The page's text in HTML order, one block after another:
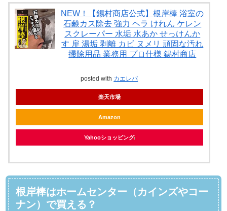
NEW！【錫村商店公式】根岸棒 浴室の
石鹸カス除去 強力 ヘラ けれん ケレン
スクレーパー 水垢 水あか せっけんか
す 扉 湯垢 剥離 カビ ヌメリ 頑固な汚れ
掃除用品 業務用 プロ仕様 錫村商店
posted with カエレバ
楽天市場
Amazon
Yahooショッピング
根岸棒はホームセンター（カインズやコー
ナン）で買える？